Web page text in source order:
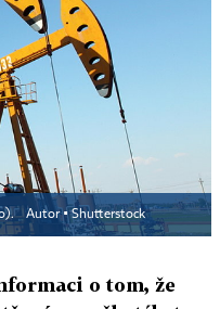
Autor ▪Shutterstock
o tom, že